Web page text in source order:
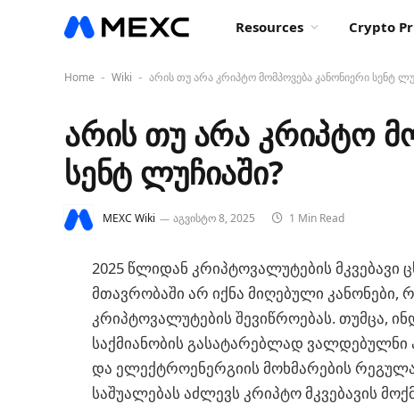
Resources Crypto
Home - Wiki - არის თუ არა კრიპტო მომპოვება კანონიერი სენტ
არის თუ არა კრიპტო
სენტ ლუჩიაში?
MEXC Wiki აგვისტო 8, 2025 1 Min Read
2025 წლიდან კრიპტოვალუტების
მთავრობაში არ იქნა მიღებული
კრიპტოვალუტების შევიწროებას. თუმცა,
საქმიანობის გასატარებლად ვალდებულნი
და ელექტროენერგიის მოხმარების
საშუალებას აძლევს კრიპტო მკვებავის